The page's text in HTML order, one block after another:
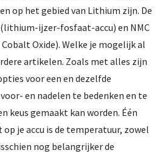
op het gebied van Lithium zijn. De
ijzer-fosfaat-accu) en NMC
Oxide). Welke je mogelijk al
artikelen. Zoals met alles zijn
voor een en dezelfde
en nadelen te bedenken en te
keus gemaakt kan worden. Één
je accu is de temperatuur, zowel
nog belangrijker de